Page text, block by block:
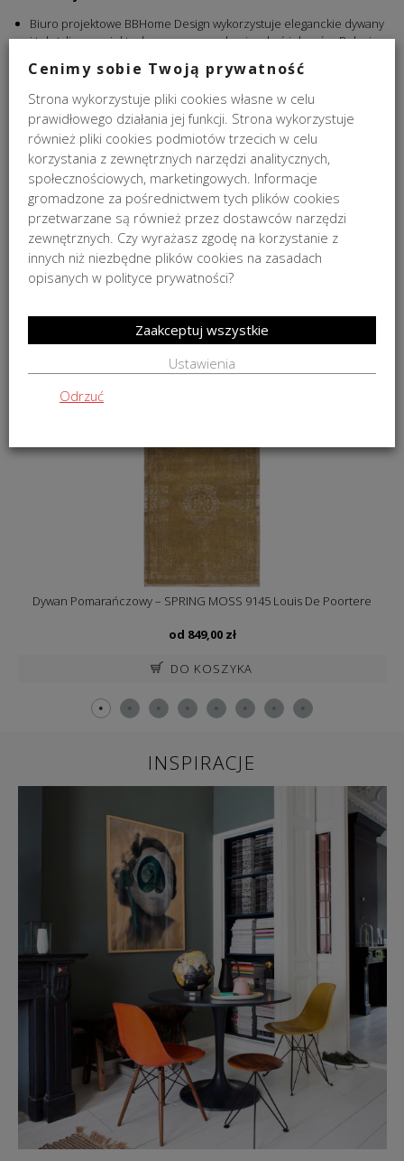
Biuro projektowe BBHome Design wykorzystuje eleganckie dywany
i tekstylia w projektach nowoczesnych mieszkań i domów. Relacje
Zobacz równieżtekstylia w BBHome i wybierz dla siebie wyjątkowy
produkt!
Pytania
Jeśli masz więcej pytań, zapraszamy do kontaktu:
online@bbhome.pl
DOSTAWA
PODOBNE PRODUKTY
Dywan Pomarańczowy – SPRING MOSS 9145 Louis De Poortere
od 849,00 zł
DO KOSZYKA
INSPIRACJE
Cenimy sobie Twoją prywatność
Strona wykorzystuje pliki cookies własne w celu
prawidłowego działania jej funkcji. Strona wykorzystuje
również pliki cookies podmiotów trzecich w celu
korzystania z zewnętrznych narzędzi analitycznych,
społecznościowych, marketingowych. Informacje
gromadzone za pośrednictwem tych plików cookies
przetwarzane są również przez dostawców narzędzi
zewnętrznych. Czy wyrażasz zgodę na korzystanie z
innych niż niezbędne plików cookies na zasadach
opisanych w polityce prywatności?
Ustawienia
Odrzuć
Zaakceptuj wszystkie